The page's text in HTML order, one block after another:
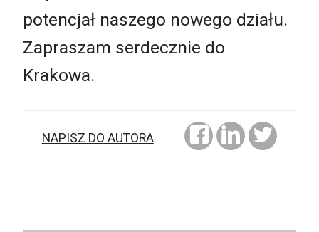
potencjał naszego nowego działu.
Zapraszam serdecznie do
Krakowa.
NAPISZ DO AUTORA